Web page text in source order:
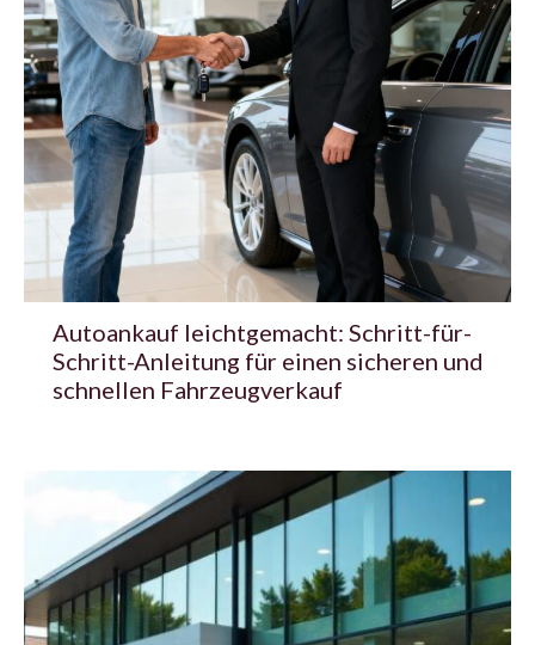
Autoankauf leichtgemacht: Schritt-für-
Schritt-Anleitung für einen sicheren und
schnellen Fahrzeugverkauf